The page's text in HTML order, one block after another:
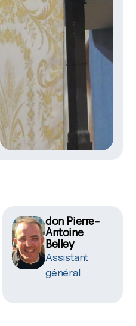
don Pierre-
Antoine
Belley
Assistant
général